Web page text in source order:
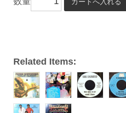
ヤ
Related Items: